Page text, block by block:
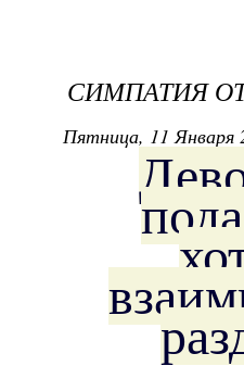
СИМПАТИЯ
Пятница, 11 Января